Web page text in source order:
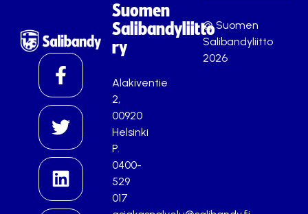
Suomen
Salibandyliitto
ry
Alakiventie
2,
00920
Helsinki
P.
0400-
529
017
© Suomen
Salibandyliitto
2026